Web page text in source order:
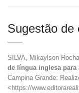
Sugestão de
SILVA, Mikaylson
de língua inglesa
Campina Grande:
<https://